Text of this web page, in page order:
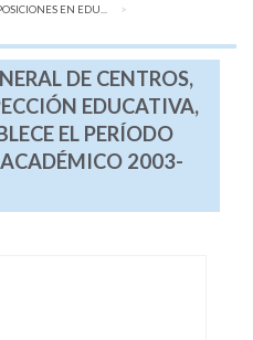
EN EDU...
DE CENTROS,
EDUCATIVA,
EL PERÍODO
ACADÉMICO 2003-